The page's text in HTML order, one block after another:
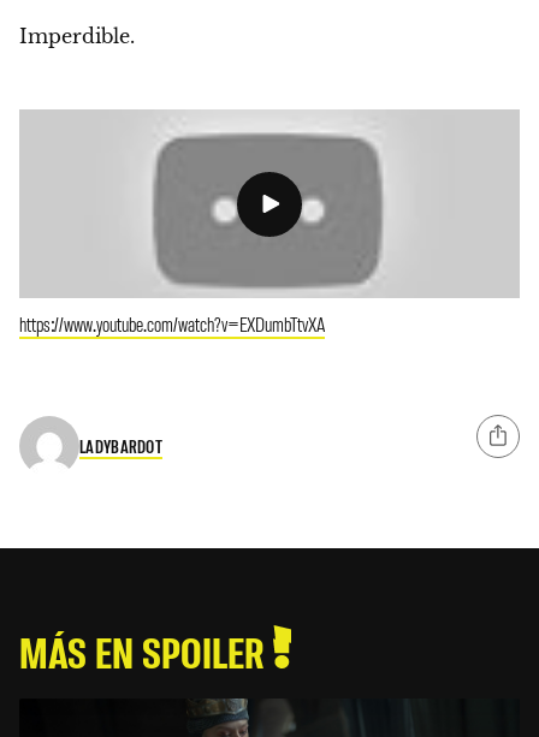
Imperdible.
https://www.youtube.com/watch?v=EXDumbTtvXA
LADYBARDOT
MÁS EN SPOILER